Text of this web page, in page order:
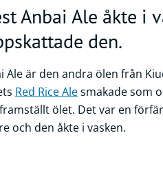
Anbai Ale åkte i
den.
Ale är den andra ölen från
Red Rice Alesmakade som
ölet. Det var en
och den åkte i vasken.